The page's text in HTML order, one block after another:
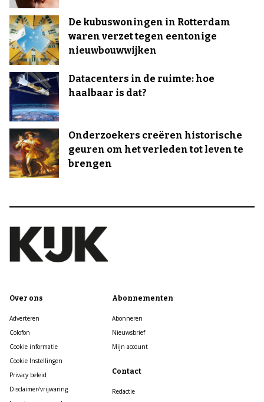
De kubuswoningen in Rotterdam
waren verzet tegen eentonige
nieuwbouwwijken
Datacenters in de ruimte: hoe
haalbaar is dat?
Onderzoekers creëren historische
geuren om het verleden tot leven te
brengen
Over ons
Adverteren
Colofon
Cookie informatie
Cookie Instellingen
Privacy beleid
Disclaimer/vrijwaring
Abonnementen
Abonneren
Nieuwsbrief
Mijn account
Contact
Redactie